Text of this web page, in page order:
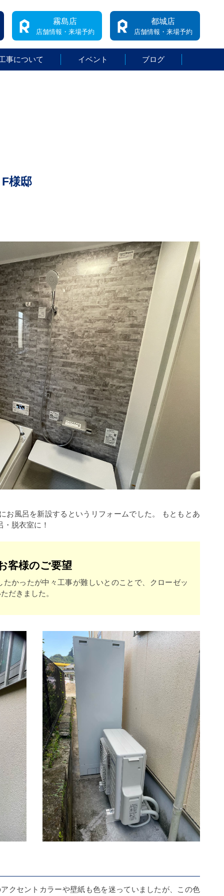
霧島店
店舗情報・来場予約
都城店
店舗情報・来場予約
事について イベント ブログ
様邸
お風呂を新設するというリフォームでした。 もともとあ
脱衣室に！
客様のご要望
かったが中々工事が難しいとのことで、クローゼッ
だきました。
クセントカラーや壁紙も色を迷っていましたが、この色